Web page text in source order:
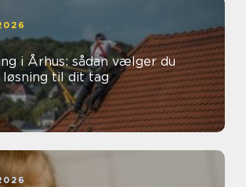
i Århus: sådan vælger du
til dit tag